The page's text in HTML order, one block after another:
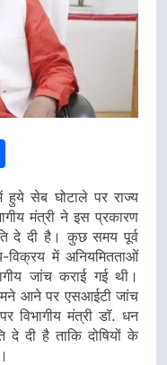
हुये सेब घोटाले पर राज्य
मंत्री ने इस प्रकारण
दे दी है। कुछ समय पूर्व
विक्रय में अनियमितताओं
जांच कराई गई थी।
आने पर एसआईटी जांच
विभागीय मंत्री डॉ. धन
दी है ताकि दोषियों के